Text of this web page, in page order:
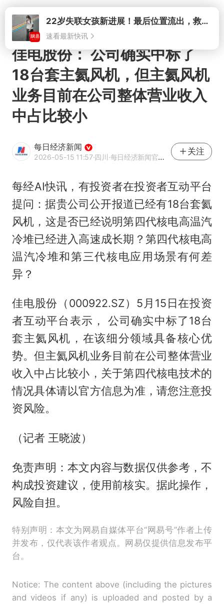
打开22岁失联女孩新进展！最后位置流出，救援队再曝两大噩耗母亲崩溃
速看最新快讯
佳电股份： 公司确实中标了
18台套主氦风机，但主氦风机
业务目前在公司整体营业收入
中占比较小
每日经济新闻
2026-05-15 11:57·四川·每日经济新闻官方网易号
关注
每经AI快讯，有投资者在投资者互动平台
提问：据贵公司公开报道已经有18台套氦
风机，这是否已经说明第四代核电高温汽
冷堆已经进入高速成长期？第四代核电高
温汽冷堆和第三代核电应用场景有何差
异？
佳电股份（000922.SZ）5月15日在投资
者互动平台表示， 公司确实中标了18台
套主氦风机，在该细分领域具备核心优
势。但主氦风机业务目前在公司整体营业
收入中占比较小，关于第四代核电技术的
情况具体请以官方信息为准，请您注意投
资风险。
（记者 王晓波）
免责声明：本文内容与数据仅供参考，不
构成投资建议，使用前核实。据此操作，
风险自担。
特别声明：本文为网易自媒体平台“网易号”作者上传
并发布，仅代表该作者观点。网易仅提供信息发布平
台。
Notice: The content above (including the pictures
and videos if any) is uploaded and posted by a